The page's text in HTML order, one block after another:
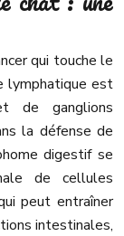
qui touche le
lymphatique est
de ganglions
la défense de
digestif se
de cellules
peut entraîner
intestinales,